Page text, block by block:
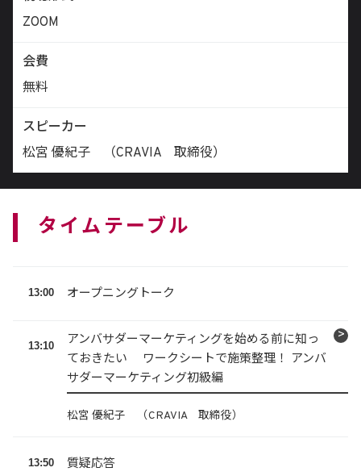
ZOOM
会費
無料
スピーカー
松宮 優紀子 （CRAVIA 取締役）
タイムテーブル
13:00 オープニングトーク
13:10
アンバサダーマーケティングを始める前に知っ
ておきたい ワークシートで施策整理！ アンバ
サダーマーケティング初級編
松宮 優紀子 （CRAVIA 取締役）
13:50 質疑応答